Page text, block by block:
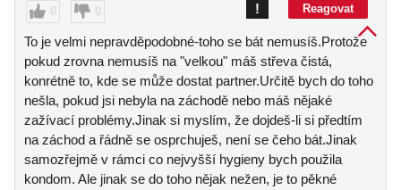
0 0 Reagovat
!
To je velmi nepravděpodobné-toho se bát nemusíš.Protože
pokud zrovna nemusíš na "velkou" máš střeva čistá,
konrétně to, kde se může dostat partner.Určitě bych do toho
nešla, pokud jsi nebyla na záchodě nebo máš nějaké
zažívací problémy.Jinak si myslím, že dojdeš-li si předtím
na záchod a řádně se osprchuješ, není se čeho bát.Jinak
samozřejmě v rámci co nejvyšší hygieny bych použila
kondom. Ale jinak se do toho nějak nežen, je to pěkné